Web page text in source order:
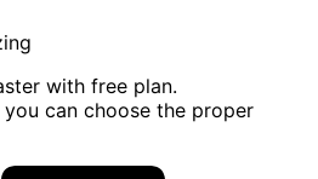
with free plan.
can choose the proper